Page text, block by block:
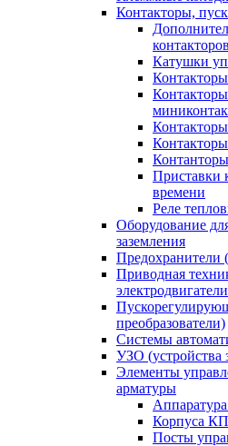
Контакторы,
контакторов
Катушки
Приставки
времени
Реле
Оборудование
заземления
Предохранители
Приводная
электродвигатели
преобразователи)
Системы
УЗО (устройства
Элементы
арматуры
Корпуса
Посты